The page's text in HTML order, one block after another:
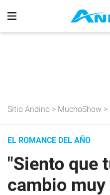
Sitio Andino > MuchoShow >
EL ROMANCE DEL AÑO
"Siento que
cambio muy